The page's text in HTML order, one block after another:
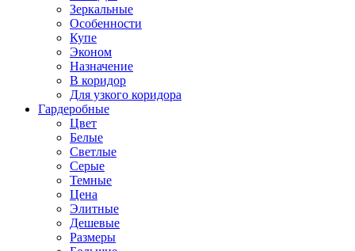
Зеркальные
Особенности
Купе
Эконом
Назначение
В коридор
Для узкого коридора
Гардеробные
Цвет
Белые
Светлые
Серые
Темные
Цена
Элитные
Дешевые
Размеры